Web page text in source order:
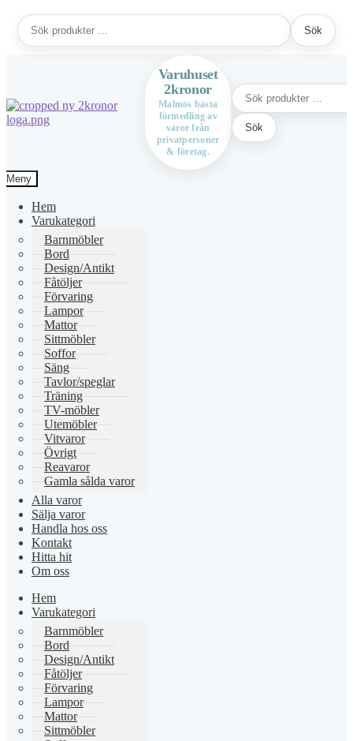
Sök
efter:
Sök
Hoppa
Hoppa
Varuhuset
2kronor
Malmös bästa
förmedling av
varor från
privatpersoner
& företag.
Sök
efter:
Sök
Meny
Hem
Varukategori
Barnmöbler
Bord
Design/Antikt
Fåtöljer
Förvaring
Lampor
Mattor
Sittmöbler
Soffor
Säng
Tavlor/speglar
Träning
TV-möbler
Utemöbler
Vitvaror
Övrigt
Reavaror
Gamla sålda varor
Alla varor
Sälja varor
Handla hos oss
Kontakt
Hitta hit
Om oss
Hem
Varukategori
Barnmöbler
Bord
Design/Antikt
Fåtöljer
Förvaring
Lampor
Mattor
Sittmöbler